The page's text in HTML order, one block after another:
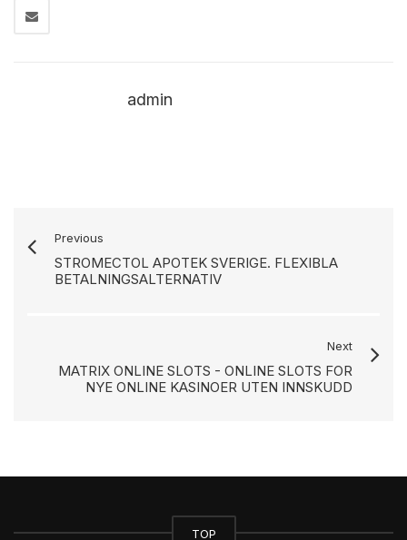
admin
Previous
STROMECTOL APOTEK SVERIGE. FLEXIBLA
BETALNINGSALTERNATIV
Next
MATRIX ONLINE SLOTS - ONLINE SLOTS FOR
NYE ONLINE KASINOER UTEN INNSKUDD
TOP